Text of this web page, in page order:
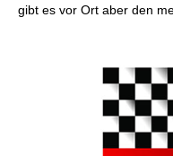
gibt es vor Ort aber den